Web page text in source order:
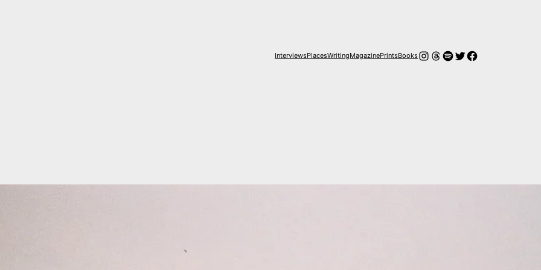
InterviewsPlacesWritingMagazinePrintsBooksInstagram
Threads
Spotify
Twitter
Facebook